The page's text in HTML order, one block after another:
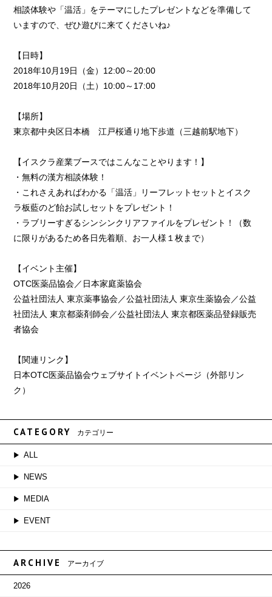
相談体験や「温活」をテーマにしたプレゼントなどを準備して
いますので、ぜひ遊びに来てくださいね♪
【日時】
2018年10月19日（金）12:00～20:00
2018年10月20日（土）10:00～17:00
【場所】
東京都中央区日本橋 江戸桜通り地下歩道（三越前駅地下）
【イスクラ産業ブースではこんなことやります！】
・無料の漢方相談体験！
・これさえあればわかる「温活」リーフレットセットとイスク
ラ板藍のど飴お試しセットをプレゼント！
・ラブリーすぎるシンシンクリアファイルをプレゼント！（数
に限りがあるため各日先着順、お一人様１枚まで）
【イベント主催】
OTC医薬品協会／日本家庭薬協会
公益社団法人 東京薬事協会／公益社団法人 東京生薬協会／公益
社団法人 東京都薬剤師会／公益社団法人 東京都医薬品登録販売
者協会
【関連リンク】
日本OTC医薬品協会ウェブサイトイベントページ（外部リン
ク）
CATEGORY カテゴリー
ALL
NEWS
MEDIA
EVENT
ARCHIVE アーカイブ
2026